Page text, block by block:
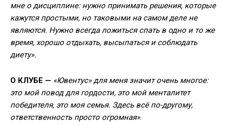
мне о дисциплине: нужно принимать решения, которые
кажутся простыми, но таковыми на самом деле не
являются. Нужно всегда ложиться спать в одно и то же
время, хорошо отдыхать, высыпаться и соблюдать
диету».
О КЛУБЕ — «Ювентус» для меня значит очень многое:
это мой повод для гордости, это мой менталитет
победителя, это моя семья. Здесь всё по-другому,
ответственность просто огромная».